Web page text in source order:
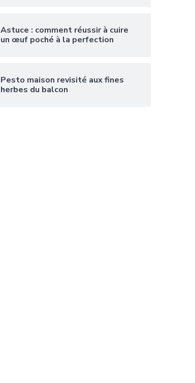
Astuce : comment réussir à cuire
un œuf poché à la perfection
Pesto maison revisité aux fines
herbes du balcon